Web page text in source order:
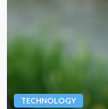
TECHNOLOGY